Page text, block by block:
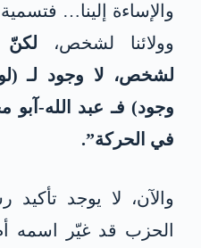
والإساءة إلينا…
وولائنا لشخص، لكنّ
لشخص، لا وجود لـ
وجود) فـ عبد الله-
في الحركة”.
والآن، لا يوجد
الحزب قد غيّر اسمه